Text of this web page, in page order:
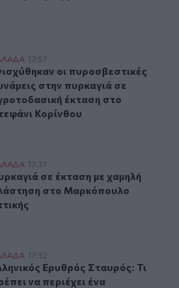
δυνάμεις στην
17:57
οι πυροσβεστικές
οι πυροσβεστικές
στην πυρκαγιά σε
έκταση στο
Κορίνθου
χαμηλή βλάστηση στο
17:37
σε έκταση με χαμηλή
σε έκταση με χαμηλή
στο Μαρκόπουλο
Τι πρέπει να περιέχει
17:32
Ερυθρός Σταυρός: Τι
Ερυθρός Σταυρός: Τι
να περιέχει ένα